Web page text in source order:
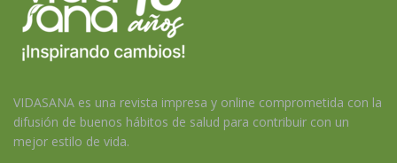
VIDASANA es una revista impresa y online comprometida con la
difusión de buenos hábitos de salud para contribuir con un
mejor estilo de vida.